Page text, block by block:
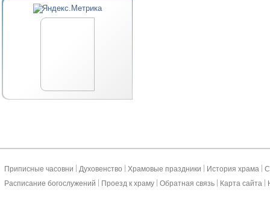
Приписные часовни Духовенство Храмовые праздники История храма
Расписание богослужений
Проезд к храму Обратная связь Карта сайта